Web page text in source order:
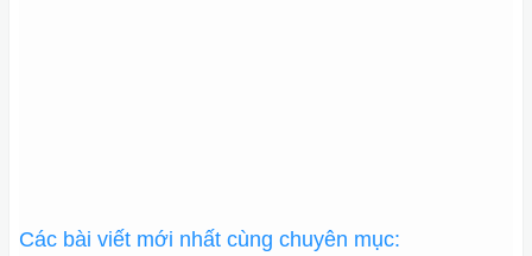
Các bài viết mới nhất cùng chuyên mục: